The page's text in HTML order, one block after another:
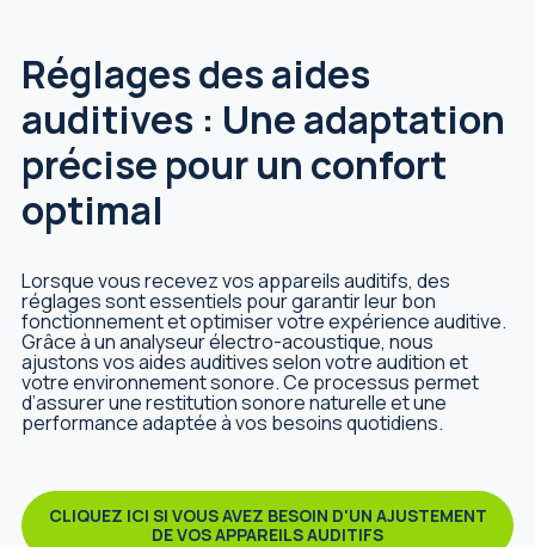
Réglages des aides
auditives : Une adaptation
précise pour un confort
optimal
Lorsque vous recevez vos appareils auditifs, des
réglages sont essentiels pour garantir leur bon
fonctionnement et optimiser votre expérience auditive.
Grâce à un analyseur électro-acoustique, nous
ajustons vos aides auditives selon votre audition et
votre environnement sonore. Ce processus permet
d’assurer une restitution sonore naturelle et une
performance adaptée à vos besoins quotidiens.
CLIQUEZ ICI SI VOUS AVEZ BESOIN D'UN AJUSTEMENT
DE VOS APPAREILS AUDITIFS